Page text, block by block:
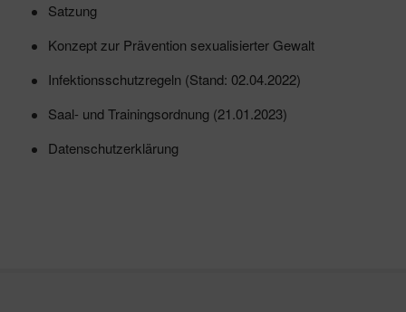
Satzung
Konzept zur Prävention sexualisierter Gewalt
Infektionsschutzregeln (Stand: 02.04.2022)
Saal- und Trainingsordnung (21.01.2023)
Datenschutzerklärung